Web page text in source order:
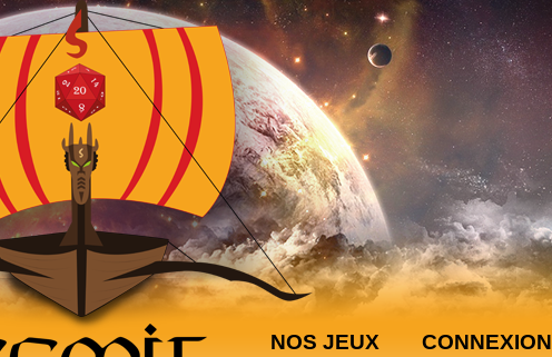
NOS JEUX CONNEXION